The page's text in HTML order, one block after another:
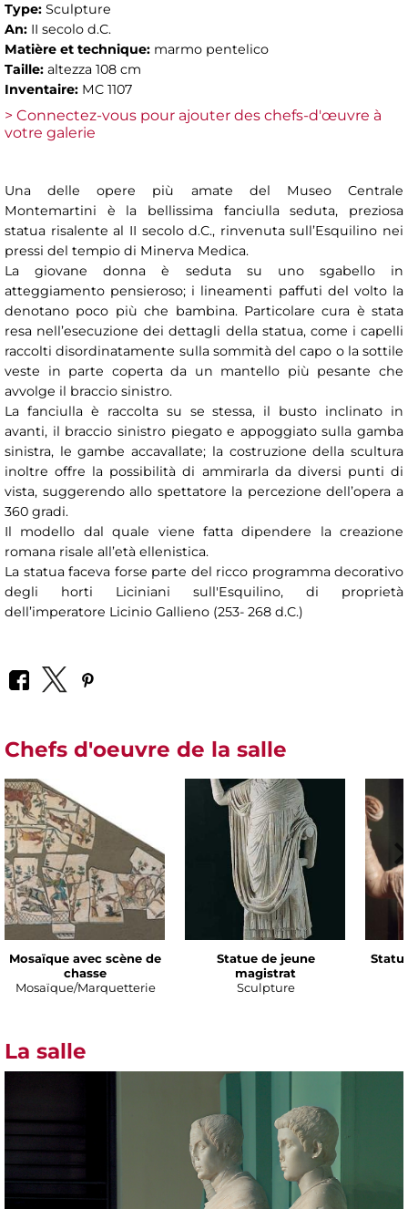
Type: Sculpture
An: II secolo d.C.
Matière et technique: marmo pentelico
Taille: altezza 108 cm
Inventaire: MC 1107
> Connectez-vous pour ajouter des chefs-d'œuvre à
votre galerie
Una delle opere più amate del Museo Centrale
Montemartini è la bellissima fanciulla seduta, preziosa
statua risalente al II secolo d.C., rinvenuta sull’Esquilino nei
pressi del tempio di Minerva Medica.
La giovane donna è seduta su uno sgabello in
atteggiamento pensieroso; i lineamenti paffuti del volto la
denotano poco più che bambina. Particolare cura è stata
resa nell’esecuzione dei dettagli della statua, come i capelli
raccolti disordinatamente sulla sommità del capo o la sottile
veste in parte coperta da un mantello più pesante che
avvolge il braccio sinistro.
La fanciulla è raccolta su se stessa, il busto inclinato in
avanti, il braccio sinistro piegato e appoggiato sulla gamba
sinistra, le gambe accavallate; la costruzione della scultura
inoltre offre la possibilità di ammirarla da diversi punti di
vista, suggerendo allo spettatore la percezione dell’opera a
360 gradi.
Il modello dal quale viene fatta dipendere la creazione
romana risale all’età ellenistica.
La statua faceva forse parte del ricco programma decorativo
degli horti Liciniani sull'Esquilino, di proprietà
dell’imperatore Licinio Gallieno (253- 268 d.C.)
Chefs d'oeuvre de la salle
Mosaïque avec scène de
chasse
Mosaïque/Marquetterie
Statue de jeune
magistrat
Sculpture
La salle